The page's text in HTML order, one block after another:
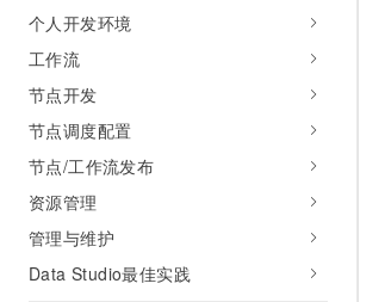
个人开发环境
工作流
节点开发
节点调度配置
节点/工作流发布
资源管理
管理与维护
Data Studio最佳实践